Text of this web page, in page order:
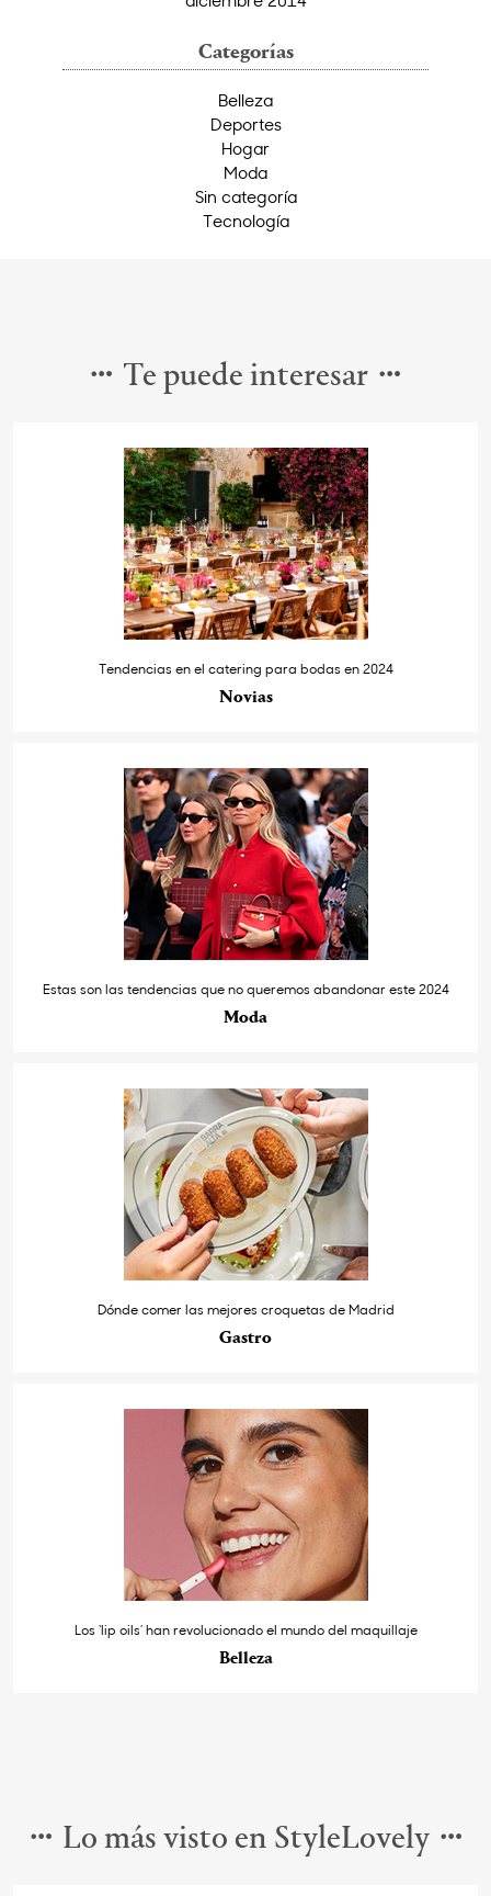
Categorías
Belleza
Deportes
Hogar
Moda
Sin categoría
Tecnología
Te puede interesar
Tendencias en el catering para bodas en 2024
Novias
Estas son las tendencias que no queremos abandonar este 2024
Moda
Dónde comer las mejores croquetas de Madrid
Gastro
Los ‘lip oils’ han revolucionado el mundo del maquillaje
Belleza
Lo más visto en StyleLovely